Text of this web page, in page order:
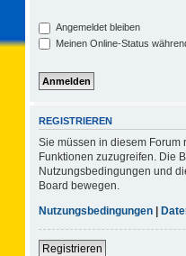
Angemeldet bleiben
Meinen Online-Status
REGISTRIEREN
Sie müssen in diesem
Funktionen zuzugreifen. Die
Nutzungsbedingungen und
Board bewegen.
Nutzungsbedingungen |
Registrieren